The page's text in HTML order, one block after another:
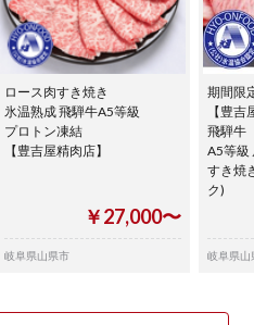
ロース肉すき焼き
氷温熟成 飛騨牛A5等級
プロトン凍結
【豊吉屋精肉店】
￥27,000〜
岐阜県山県市
期間限
【豊
飛騨牛
A5等級
すき焼
ク)
岐阜県山